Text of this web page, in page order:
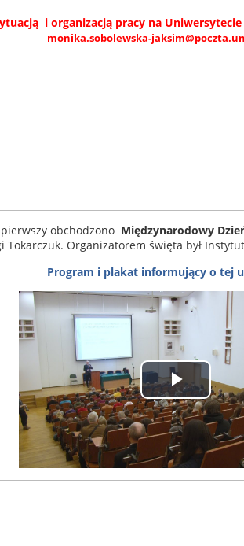
i organizacją pracy na
monika.sobolewska-
obchodzono Międzynarodowy
Tokarczuk. Organizatorem święta był
Program i plakat informujący o tej